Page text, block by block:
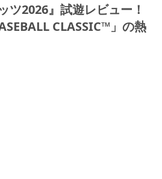
ツ2026』試遊レビュー！
CLASSIC™」の熱